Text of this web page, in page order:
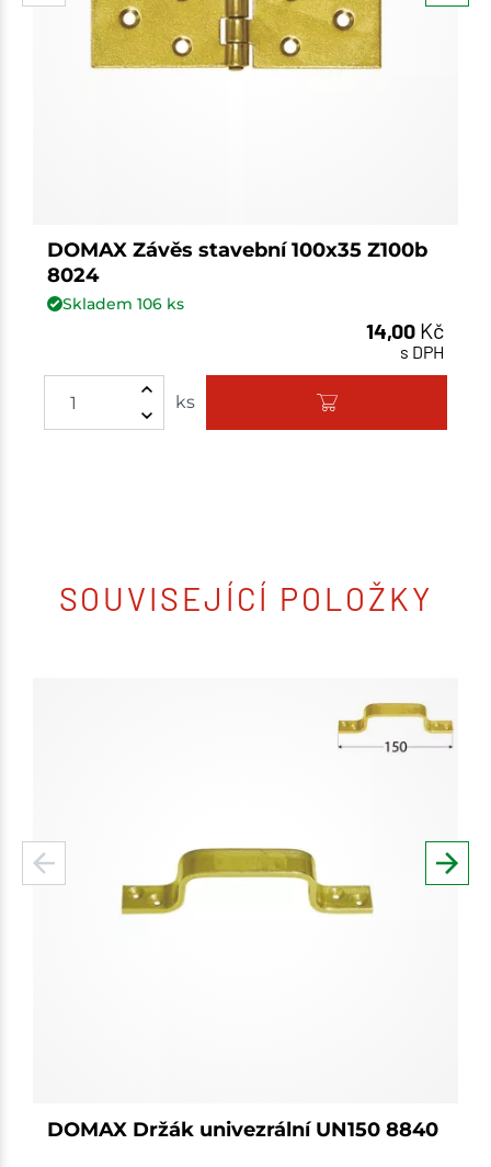
DOMAX Závěs stavební 100x35 Z100b
8024
Skladem 106ks
14,00 Kč
s DPH
ks Množství
SOUVISEJÍCÍ POLOŽKY
DOMAX Držák univezrální UN150 8840